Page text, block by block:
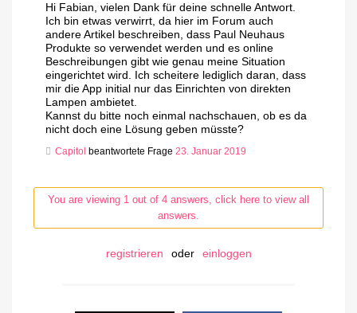
Hi Fabian, vielen Dank für deine schnelle Antwort.
Ich bin etwas verwirrt, da hier im Forum auch
andere Artikel beschreiben, dass Paul Neuhaus
Produkte so verwendet werden und es online
Beschreibungen gibt wie genau meine Situation
eingerichtet wird. Ich scheitere lediglich daran, dass
mir die App initial nur das Einrichten von direkten
Lampen ambietet.
Kannst du bitte noch einmal nachschauen, ob es da
nicht doch eine Lösung geben müsste?
Capitol beantwortete Frage 23. Januar 2019
You are viewing 1 out of 4 answers, click here to view all
answers.
registrieren oder einloggen